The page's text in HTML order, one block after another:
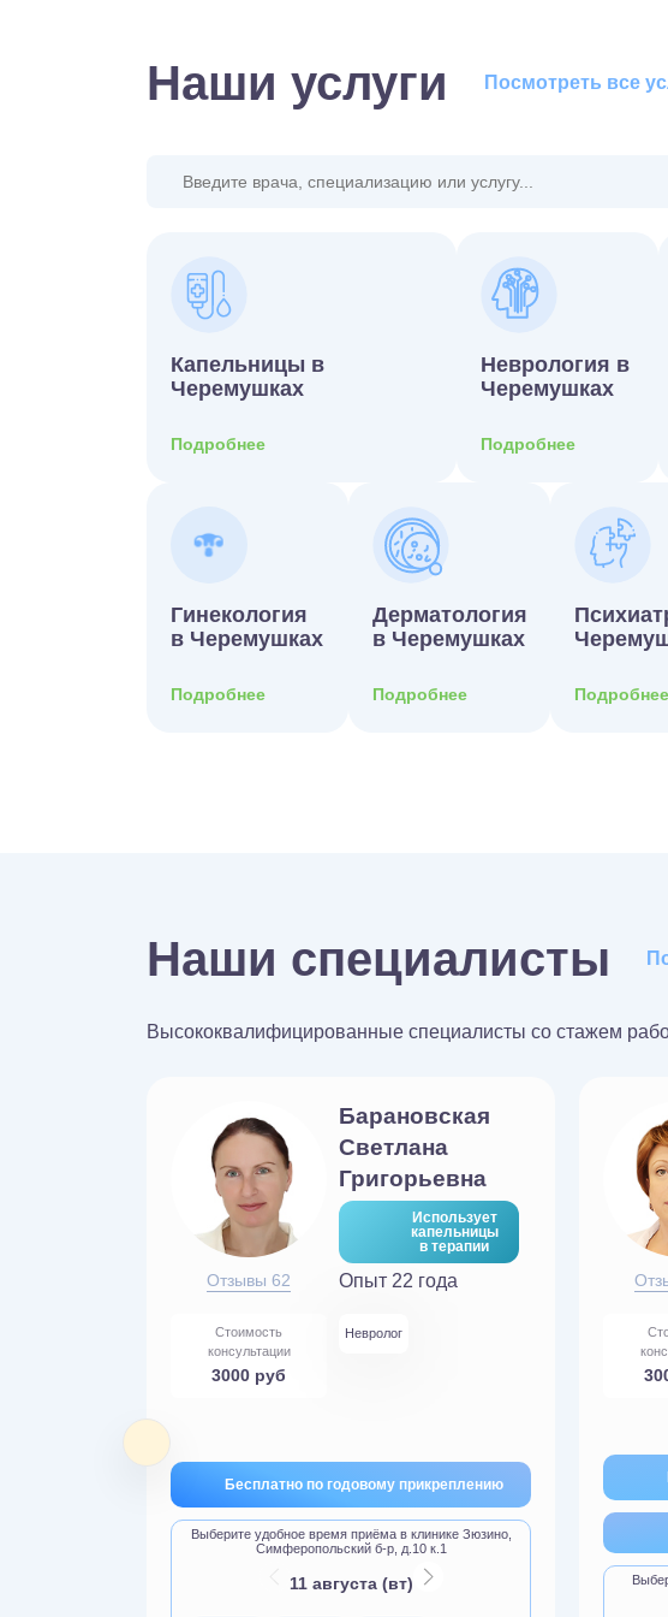
Наши услуги Посмотреть все
Капельницы в
Черемушках
Подробнее
Неврология в
Черемушках
Подробнее
Гинекология
в Черемушках
Подробнее
Дерматология
в Черемушках
Подробнее Подробнее
Наши специалисты
Высококвалифицированные специалисты со стажем
Отзывы 62
Барановская
Светлана
Григорьевна
Использует
капельницы
в терапии
Опыт 22 года
Стоимость
консультации
3000 руб
Невролог
Бесплатно по годовому прикреплению
Выберите удобное время приёма в клинике Зюзино,
Симферопольский б-р, д.10 к.1
11 августа (вт)